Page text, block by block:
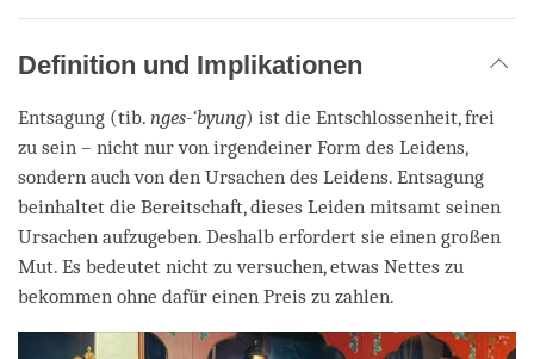
Definition und Implikationen
Entsagung (tib. nges-‘byung) ist die Entschlossenheit, frei
zu sein – nicht nur von irgendeiner Form des Leidens,
sondern auch von den Ursachen des Leidens. Entsagung
beinhaltet die Bereitschaft, dieses Leiden mitsamt seinen
Ursachen aufzugeben. Deshalb erfordert sie einen großen
Mut. Es bedeutet nicht zu versuchen, etwas Nettes zu
bekommen ohne dafür einen Preis zu zahlen.